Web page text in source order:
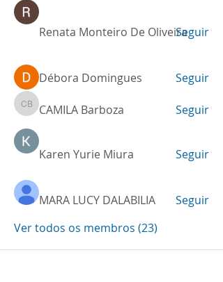
Renata Monteiro De OliveiraSeguir
Débora Domingues Seguir
CAMILA Barboza
CAMILA Barboza Seguir
Karen Yurie Miura Seguir
MARA LUCY DALABILIA
Seguir
Ver todos os membros (23)